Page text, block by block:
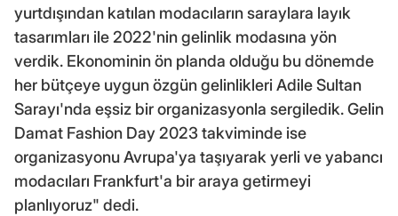
yurtdışından katılan modacıların saraylara layık
tasarımları ile 2022'nin gelinlik modasına yön
verdik. Ekonominin ön planda olduğu bu dönemde
her bütçeye uygun özgün gelinlikleri Adile Sultan
Sarayı'nda eşsiz bir organizasyonla sergiledik. Gelin
Damat Fashion Day 2023 takviminde ise
organizasyonu Avrupa'ya taşıyarak yerli ve yabancı
modacıları Frankfurt'a bir araya getirmeyi
planlıyoruz" dedi.